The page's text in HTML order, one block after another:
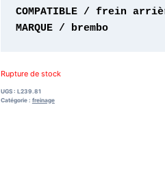
MARQUE / brembo
Rupture de stock
UGS : L239.81
Catégorie : freinage